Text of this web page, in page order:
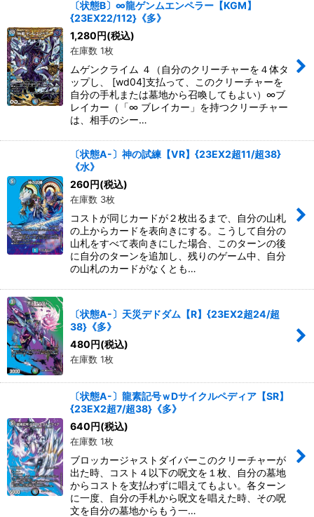
〔状態B〕∞龍ゲンムエンペラー【KGM】
{23EX22/112}《多》
1,280 円(税込)
在庫数 1枚
ムゲンクライム ４（自分のクリーチャーを４体タ
ップし、 [wd04]支払って、このクリーチャーを
自分の手札または墓地から召喚してもよい）∞ブ
レイカー（「∞ ブレイカー」を持つクリーチャー
は、相手のシー…
〔状態A-〕神の試練【VR】{23EX2超11/超38}
《水》
260 円(税込)
在庫数 3枚
コストが同じカードが２枚出るまで、自分の山札
の上からカードを表向きにする。こうして自分の
山札をすべて表向きにした場合、このターンの後
に自分のターンを追加し、残りのゲーム中、自分
の山札のカードがなくとも…
〔状態A-〕天災デドダム【R】{23EX2超24/超
38}《多》
480円(税込)
在庫数 1枚
〔状態A-〕龍素記号ｗDサイクルペディア【SR】
{23EX2超7/超38}《多》
640円(税込)
在庫数 1枚
ブロッカージャストダイバーこのクリーチャーが
出た時、コスト４以下の呪文を１枚、自分の墓地
からコストを支払わずに唱えてもよい。各ターン
に一度、自分の手札から呪文を唱えた時、その呪
文を自分の墓地からもう一…